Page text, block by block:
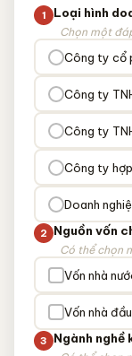
1 Loại hình
Chọn một
Công ty cổ
Công ty
Công ty
Công ty
Doanh
2 Nguồn vốn
Có thể chọn
Vốn nhà
Vốn nhà
3 Ngành nghề